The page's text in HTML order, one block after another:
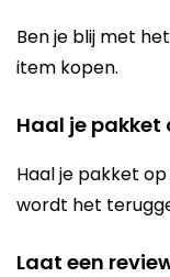
Ben je blij met
item kopen.
Haal je pakket
Haal je pakket
wordt het
Laat een